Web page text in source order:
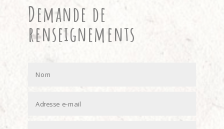
Demande de
renseignements